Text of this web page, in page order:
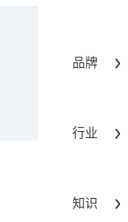
品牌
行业
知识